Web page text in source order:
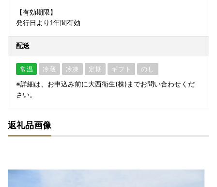
【有効期限】
発行日より1年間有効
配送
常温 冷蔵 冷凍 定期 ギフト のし
※詳細は、お申込み前に大西衛生(株)までお問い合わせくだ
さい。
返礼品画像